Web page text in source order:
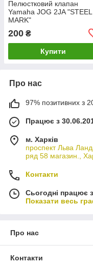
Пелюстковий клапан
Yamaha JOG 2JA "STEEL
MARK"
200 ₴
Купити
Про нас
97% позитивних з
Працює з
м. Харків
проспект Льва
ряд 58 магазин.,
Контакти
Сьогодні працює
Показати весь
Про нас
Контакти